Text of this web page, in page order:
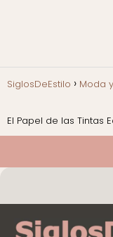
SiglosDeEstilo Moda
El Papel de las Tintas